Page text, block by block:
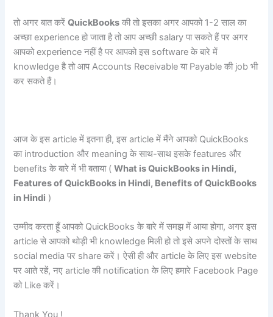
तो अगर बात करेंQuickBooks की तो इसका अगर आपको 1-2 साल का
अच्छा experience हो जाता है तो आप अच्छी salary पा सकते हैं पर अगर
आपको experience नहीं है पर आपको इस software के बारे में
knowledge है तो आप Accounts Receivable या Payable की job भी
कर सकते हैं।
आज के इस article में इतना ही, इस article में मैंने आपको QuickBooks
का introduction और meaning के साथ-साथ इसके features और
benefits के बारे में भी बताया (What is QuickBooks in Hindi,
Features of QuickBooks in Hindi, Benefits of QuickBooks
in Hindi )
उम्मीद करता हूँ आपको QuickBooks के बारे में समझ में आया होगा, अगर इस
article से आपको थोड़ी भी knowledge मिली हो तो इसे अपने दोस्तों के साथ
social media पर share करें। ऐसी ही और article के लिए इस website
पर आते रहें, नए article की notification के लिए हमारे Facebook Page
को Like करें।
Thank You !